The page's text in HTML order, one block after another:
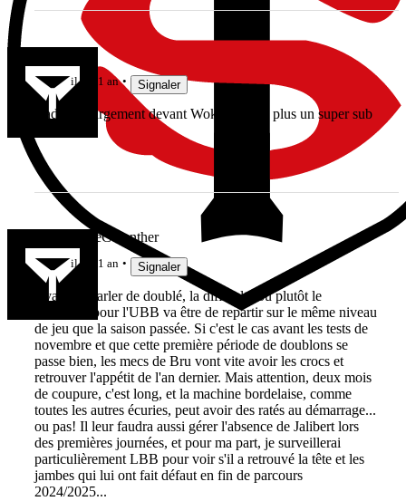
il y a 1 an Signaler
Cadeaux largement devant Woki qui sera plus un super sub
lebonbernieCGunther
il y a 1 an Signaler
Avant de parler de doublé, la difficulté ou plutôt le
challenge pour l'UBB va être de repartir sur le même niveau
de jeu que la saison passée. Si c'est le cas avant les tests de
novembre et que cette première période de doublons se
passe bien, les mecs de Bru vont vite avoir les crocs et
retrouver l'appétit de l'an dernier. Mais attention, deux mois
de coupure, c'est long, et la machine bordelaise, comme
toutes les autres écuries, peut avoir des ratés au démarrage...
ou pas! Il leur faudra aussi gérer l'absence de Jalibert lors
des premières journées, et pour ma part, je surveillerai
particulièrement LBB pour voir s'il a retrouvé la tête et les
jambes qui lui ont fait défaut en fin de parcours
2024/2025...